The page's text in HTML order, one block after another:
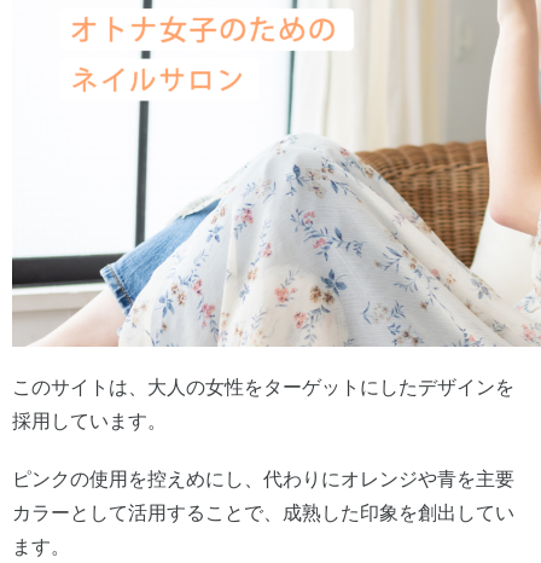
このサイトは、大人の女性をターゲットにしたデザインを
採用しています。
ピンクの使用を控えめにし、代わりにオレンジや青を主要
カラーとして活用することで、成熟した印象を創出してい
ます。